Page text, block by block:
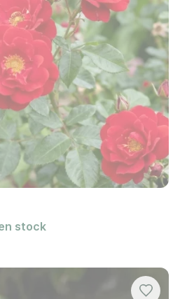
stock